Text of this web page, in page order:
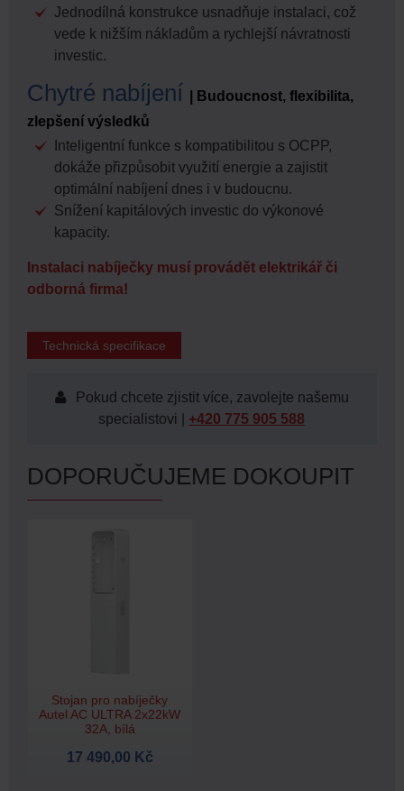
Jednodílná konstrukce usnadňuje instalaci, což
vede k nižším nákladům a rychlejší návratnosti
investic.
Chytré nabíjení
| Budoucnost, flexibilita,
zlepšení výsledků
Inteligentní funkce s kompatibilitou s OCPP,
dokáže přizpůsobit využití energie a zajistit
optimální nabíjení dnes i v budoucnu.
Snížení kapitálových investic do výkonové
kapacity.
Instalaci nabíječky musí provádět elektrikář či
odborná firma!
Technická specifikace
Pokud chcete zjistit více, zavolejte našemu
specialistovi | +420 775 905 588
DOPORUČUJEME DOKOUPIT
Stojan pro nabíječky
Autel AC ULTRA 2x22kW
32A, bílá
17 490,00 Kč